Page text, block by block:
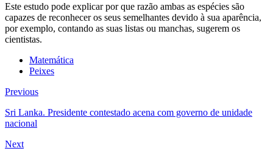
Este estudo pode explicar por que razão ambas as espécies são
capazes de reconhecer os seus semelhantes devido à sua aparência,
por exemplo, contando as suas listas ou manchas, sugerem os
cientistas.
Matemática
Peixes
Previous
Sri Lanka. Presidente contestado acena com governo de unidade
nacional
Next